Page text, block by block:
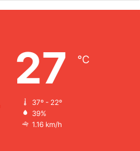
27 ℃
37º - 22º
39%
1.16 km/h